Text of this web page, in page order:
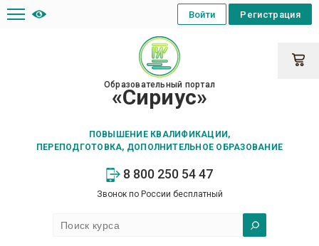
Образовательный портал
«Сириус»
ПОВЫШЕНИЕ КВАЛИФИКАЦИИ,
ПЕРЕПОДГОТОВКА, ДОПОЛНИТЕЛЬНОЕ ОБРАЗОВАНИЕ
8 800 250 54 47
Звонок по России бесплатный
Регистрация
Войти